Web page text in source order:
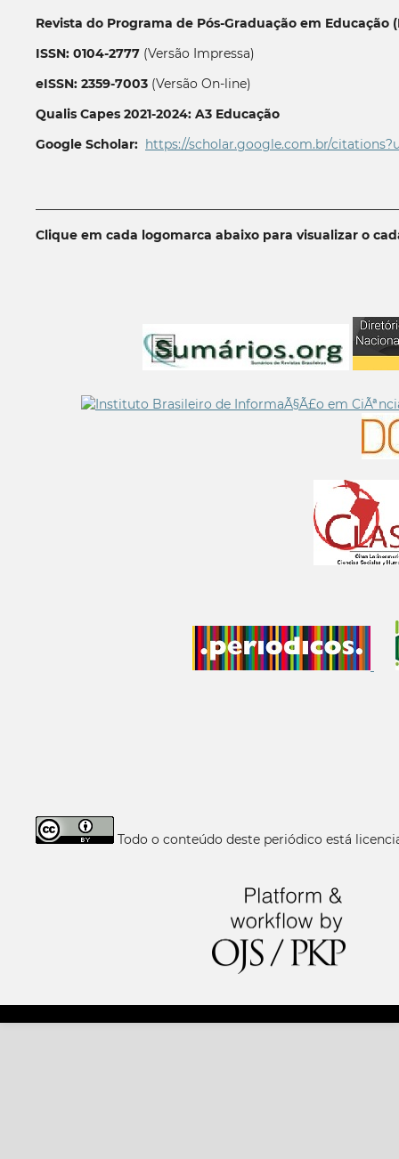
Revista do Programa de Pós-Graduação em Educação
ISSN: 0104-2777(Versão Impressa)
eISSN: 2359-7003(Versão On-line)
Qualis Capes 2021-2024: A3 Educação
Google Scholar: https://scholar.google.com.br/
Clique em cada logomarca abaixo para visualizar o
Todo o conteúdo deste periódico está